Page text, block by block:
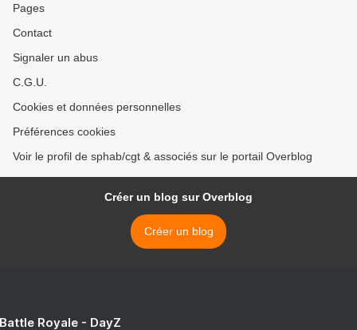
Pages
Contact
Signaler un abus
C.G.U.
Cookies et données personnelles
Préférences cookies
Voir le profil de sphab/cgt & associés sur le portail Overblog
Créer un blog sur Overblog
Créer un blog
Royale - DayZ